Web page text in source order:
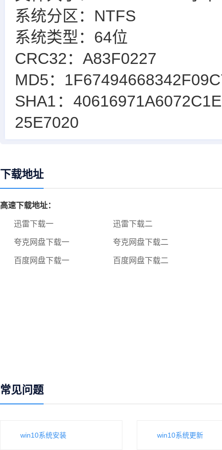
系统分区：NTFS
系统类型：64位
CRC32：A83F0227
MD5：
SHA1：
25E7020
下载地址
高速下载地址：
迅雷下载一 迅雷下载二
夸克网盘下载一 夸克网盘下载二
百度网盘下载一 百度网盘下载二
常见问题
win10系统安装 win10系统更新